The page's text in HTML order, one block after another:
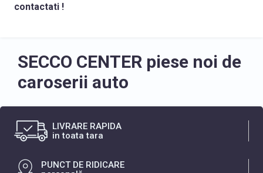
contactati !
SECCO CENTER piese noi de
caroserii auto
LIVRARE RAPIDA
in toata tara
PUNCT DE RIDICARE